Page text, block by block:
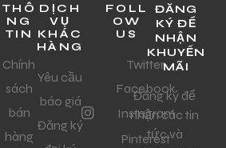
THÔ
NG
TIN
Chính
sách
bán
hàng
DỊCH
VỤ
KHÁC
HÀNG
Yêu cầu
báo giá
Đăng ký
FOLL
OW
US
Twitter
Facebook
Instagram
Pinterest
ĐĂNG
KÝ ĐỂ
NHẬN
KHUYẾN
MÃI
Đăng ký để
nhận các tin
tức và